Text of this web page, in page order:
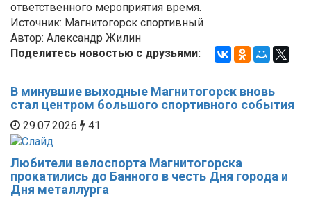
ответственного мероприятия время.
Источник: Магнитогорск спортивный
Автор: Александр Жилин
Поделитесь новостью с друзьями:
В минувшие выходные Магнитогорск вновь
стал центром большого спортивного события
29.07.2026 41
Любители велоспорта Магнитогорска
прокатились до Банного в честь Дня города и
Дня металлурга